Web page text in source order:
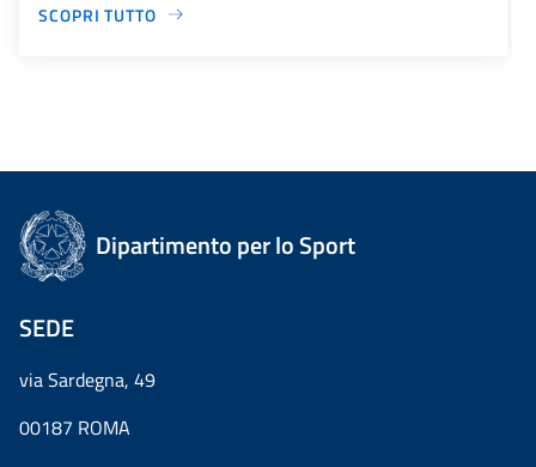
SCOPRI TUTTO
Dipartimento per lo Sport
SEDE
via Sardegna, 49
00187 ROMA